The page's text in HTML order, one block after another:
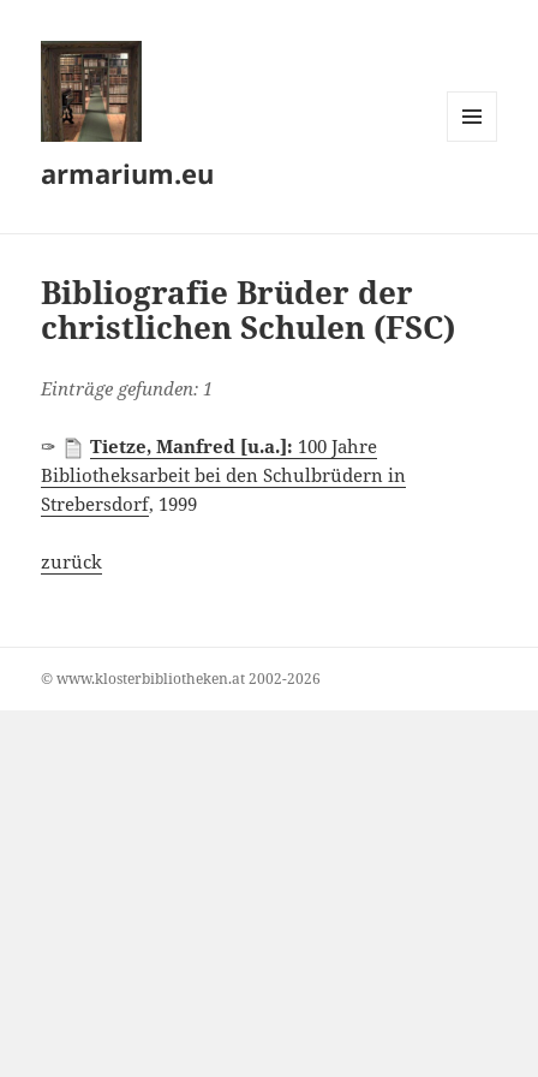
armarium.eu
Bibliografie Brüder der
christlichen Schulen (FSC)
Einträge gefunden: 1
✑ Tietze, Manfred [u.a.]: 100 Jahre
Bibliotheksarbeit bei den Schulbrüdern in
Strebersdorf, 1999
zurück
© www.klosterbibliotheken.at 2002-2026